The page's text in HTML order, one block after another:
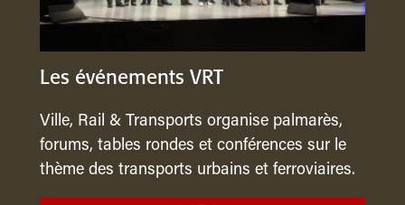
Les événements VRT
Ville, Rail & Transports organise palmarès,
forums, tables rondes et conférences sur le
thème des transports urbains et ferroviaires.